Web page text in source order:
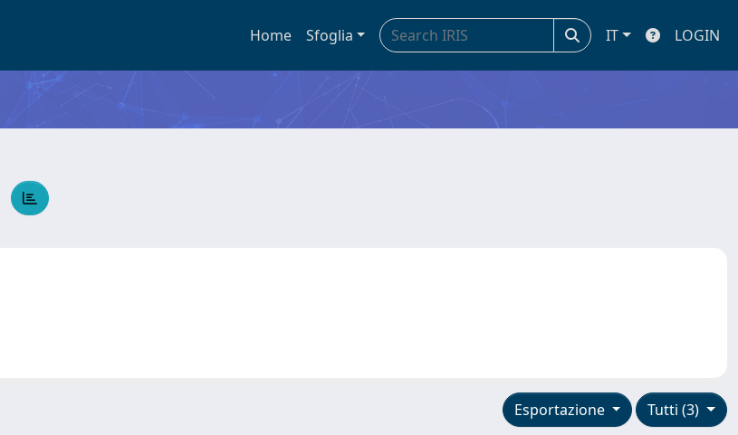
Home Sfoglia IT LOGIN
Tutti (3)
Esportazione